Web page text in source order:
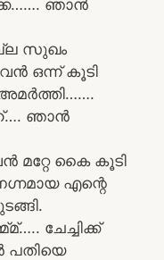
ഞാൻ
സുഖം
ഒന്ന് കൂടി
ഞാൻ
മറ്റേ കൈ കൂടി
എന്റെ
ചേച്ചിക്ക്
പതിയെ